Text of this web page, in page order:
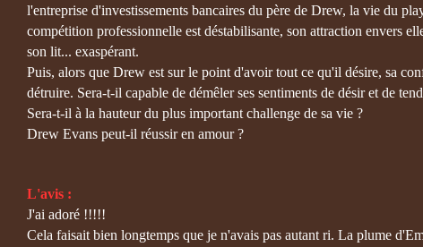
l'entreprise d'investissements bancaires du père de Drew, la vie du
compétition professionnelle est déstabilisante, son attraction envers
son lit... exaspérant.
Puis, alors que Drew est sur le point d'avoir tout ce qu'il désire, sa
détruire. Sera-t-il capable de démêler ses sentiments de désir et de
Sera-t-il à la hauteur du plus important challenge de sa vie ?
Drew Evans peut-il réussir en amour ?
L'avis :
J'ai adoré !!!!!
Cela faisait bien longtemps que je n'avais pas autant ri. La plume